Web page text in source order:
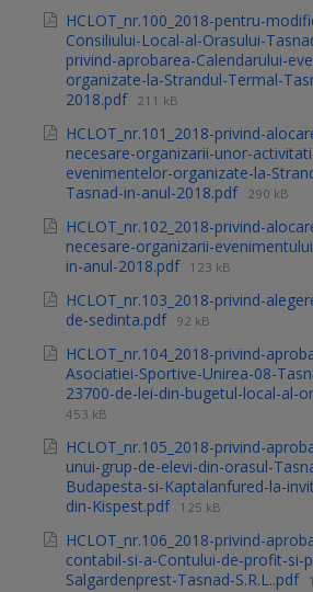
HCLOT_nr.100_2018-pentru-
Consiliului-Local-al-Orasului-
privind-aprobarea-Calendarului-
organizate-la-Strandul-Termal-
2018.pdf 211 kB
HCLOT_nr.101_2018-privind-
necesare-organizarii-unor-
evenimentelor-organizate-la-
Tasnad-in-anul-2018.pdf 290 kB
HCLOT_nr.102_2018-privind-
necesare-organizarii-
in-anul-2018.pdf 123 kB
HCLOT_nr.103_2018-privind-
de-sedinta.pdf 92 kB
HCLOT_nr.104_2018-privind-
Asociatiei-Sportive-Unirea-08-
23700-de-lei-din-bugetul-local-al-
453 kB
HCLOT_nr.105_2018-privind-
unui-grup-de-elevi-din-orasul-
Budapesta-si-Kaptalanfured-la-
din-Kispest.pdf 125 kB
HCLOT_nr.106_2018-privind-
contabil-si-a-Contului-de-profit-si-
Salgardenprest-Tasnad-S.R.L..pdf